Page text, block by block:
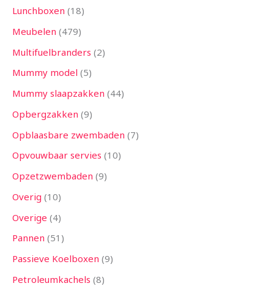
Lunchboxen 18
Meubelen 479
Multifuelbranders 2
Mummy model 5
Mummy slaapzakken 44
Opbergzakken 9
Opblaasbare zwembaden 7
Opvouwbaar servies 10
Opzetzwembaden 9
Overig 10
Overige 4
Pannen 51
Passieve Koelboxen 9
Petroleumkachels 8